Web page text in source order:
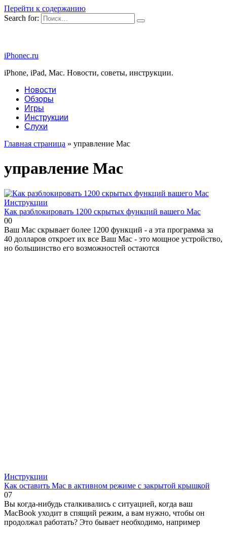
Перейти к содержанию
Search for:
iPhonec.ru
iPhone, iPad, Mac. Новости, советы, инструкции.
Новости
Обзоры
Игры
Инструкции
Слухи
Главная страница » управление Mac
управление Mac
Инструкции
Как разблокировать 1200 скрытых функций вашего Mac
00
Ваш Mac скрывает более 1200 функций - а эта программа за
40 долларов откроет их все Ваш Mac - это мощное устройство,
но большинство его возможностей остаются
Инструкции
Как оставить Mac в активном режиме с закрытой крышкой
07
Вы когда-нибудь сталкивались с ситуацией, когда ваш
MacBook уходит в спящий режим, а вам нужно, чтобы он
продолжал работать? Это бывает необходимо, например